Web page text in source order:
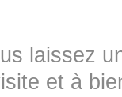
laissez
et à